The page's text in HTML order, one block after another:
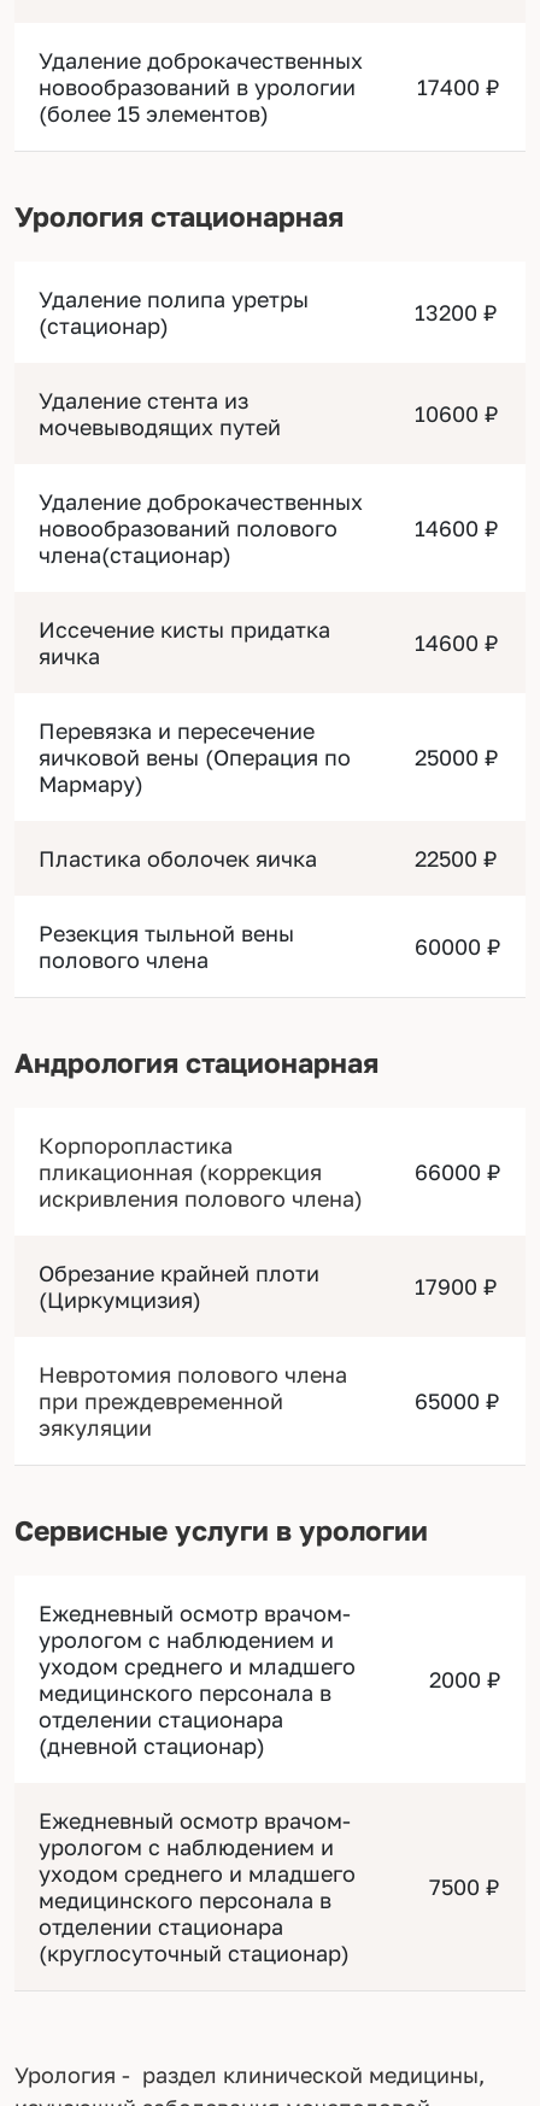
Удаление доброкачественных
новообразований в урологии
(более 15 элементов)
17400 ₽
Урология стационарная
Удаление полипа уретры
(стационар)
13200 ₽
Удаление стента из
мочевыводящих путей
10600 ₽
Удаление доброкачественных
новообразований полового
члена(стационар)
14600 ₽
Иссечение кисты придатка
яичка
14600 ₽
Перевязка и пересечение
яичковой вены (Операция по
Мармару)
25000 ₽
Пластика оболочек яичка 22500 ₽
Резекция тыльной вены
полового члена
60000 ₽
Андрология стационарная
Корпоропластика
пликационная (коррекция
искривления полового члена)
66000 ₽
Обрезание крайней плоти
(Циркумцизия)
17900 ₽
Невротомия полового члена
при преждевременной
эякуляции
65000 ₽
Сервисные услуги в урологии
Ежедневный осмотр врачом-
урологом с наблюдением и
уходом среднего и младшего
медицинского персонала в
отделении стационара
(дневной стационар)
2000 ₽
Ежедневный осмотр врачом-
урологом с наблюдением и
уходом среднего и младшего
медицинского персонала в
отделении стационара
(круглосуточный стационар)
7500 ₽
Урология - раздел клинической медицины,